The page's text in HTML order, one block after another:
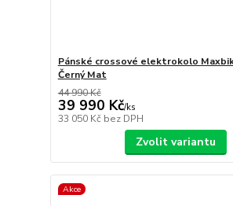
Pánské crossové elektrokolo
Černý Mat
44 990 Kč
39 990 Kč/ks
33 050 Kč bez DPH
Zvolit variantu
Akce